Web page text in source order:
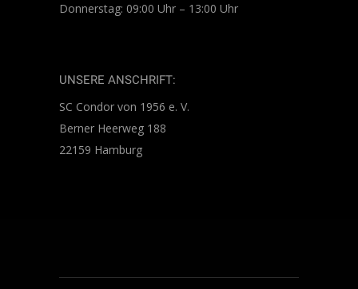
Donnerstag: 09:00 Uhr – 13:00 Uhr
UNSERE ANSCHRIFT:
SC Condor von 1956 e. V.
Berner Heerweg 188
22159 Hamburg